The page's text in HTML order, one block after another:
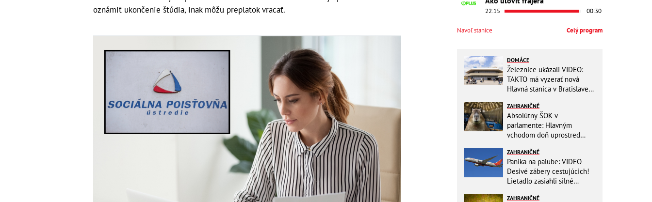
oznámiť ukončenie štúdia, inak môžu preplatok vracať.
22:15 00:30
Navoľ stanice Celý program
DOMÁCE
Železnice ukázali VIDEO:
TAKTO má vyzerať nová
Hlavná stanica v Bratislave!
toalety
ZAHRANIČNÉ
Absolútny ŠOK v
parlamente: Hlavným
vchodom doň uprostred
KAPYBARY, kde sa tam
nabrali?
ZAHRANIČNÉ
Panika na palube: VIDEO
Desivé zábery cestujúcich!
Lietadlo zasiahli silné
ZAHRANIČNÉ